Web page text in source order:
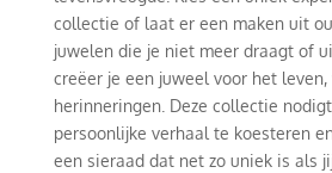
collectie of laat er een maken uit
juwelen die je niet meer draagt of
creëer je een juweel voor het
herinneringen. Deze collectie
persoonlijke verhaal te koesteren
een sieraad dat net zo uniek is als